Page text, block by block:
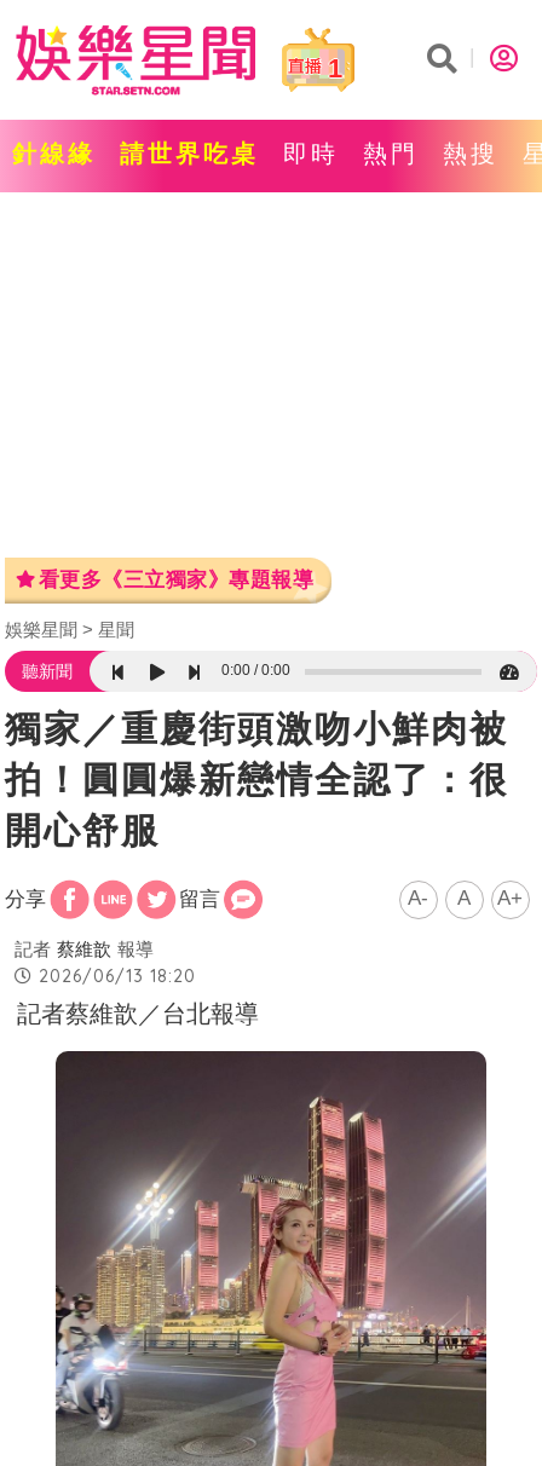
1
針線緣 請世界吃桌 即時 熱門 熱搜
看更多《三立獨家》專題報導
娛樂星聞 星聞
聽新聞 0:00 0:00
獨家／重慶街頭激吻小鮮肉被
拍！圓圓爆新戀情全認了：很
開心舒服
分享 留言 A- A A+
記者 蔡維歆 報導
2026/06/13 18:20
記者蔡維歆／台北報導